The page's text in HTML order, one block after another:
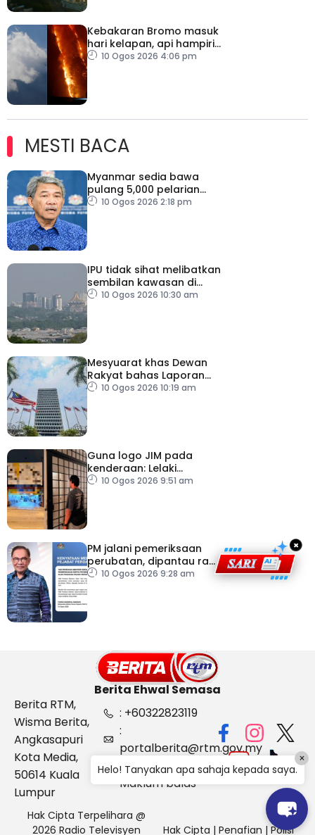
Kebakaran Bromo masuk
hari kelapan, api hampiri
penempatan penduduk
10 Ogos 2026 4:06 pm
MESTI BACA
Myanmar sedia bawa
pulang 5,000 pelarian
guna kapal
10 Ogos 2026 2:18 pm
IPU tidak sihat melibatkan
sembilan kawasan di
Sarawak
10 Ogos 2026 10:30 am
Mesyuarat khas Dewan
Rakyat bahas Laporan
RCI Tabung Haji, esok
10 Ogos 2026 10:19 am
Guna logo JIM pada
kenderaan: Lelaki
Pakistan dicekup
10 Ogos 2026 9:51 am
PM jalani pemeriksaan
perubatan, dipantau rapi
dua hari
10 Ogos 2026 9:28 am
×
Berita Ehwal Semasa
Berita RTM,
Wisma Berita,
Angkasapuri
Kota Media,
50614 Kuala
Lumpur
: +60322823119
:
portalberita@rtm.gov.my
: Aduan &
Maklum balas
Hak Cipta Terpelihara @
2026 Radio Televisyen
Hak Cipta | Penafian | Polisi
Helo! Tanyakan apa sahaja kepada saya.
×